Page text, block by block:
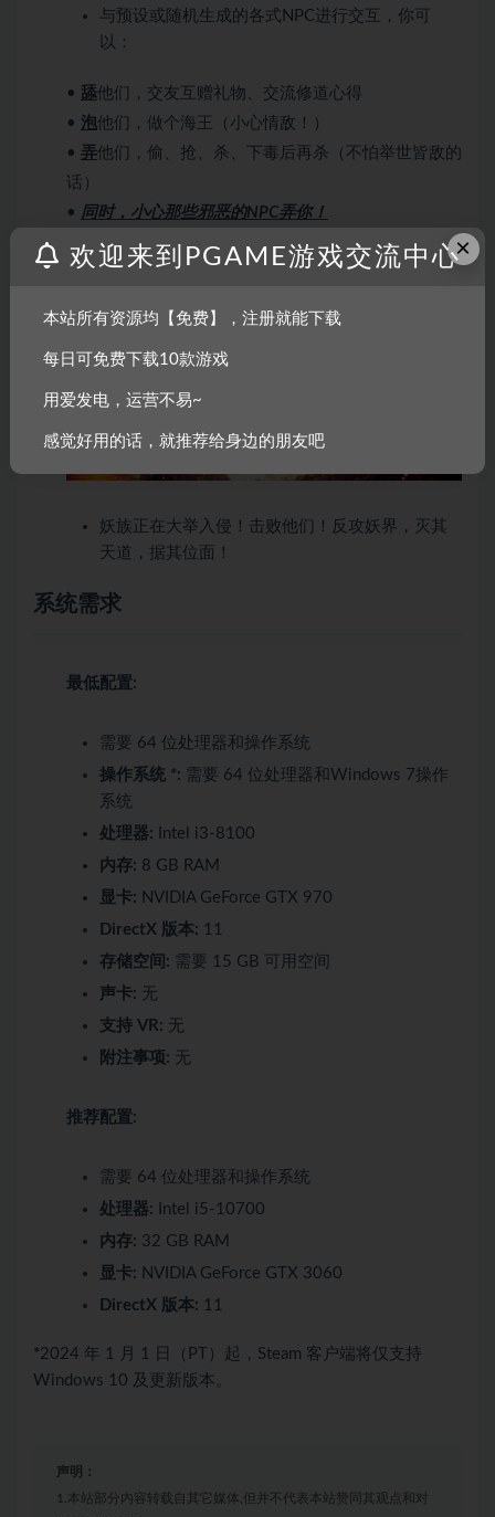
与预设或随机生成的各式NPC进行交互，你可
以：
• 舔他们，交友互赠礼物、交流修道心得
• 泡他们，做个海王（小心情敌！）
• 弄他们，偷、抢、杀、下毒后再杀（不怕举世皆敌的
话）
• 同时，小心那些邪恶的NPC弄你！
妖族正在大举入侵！击败他们！反攻妖界，灭其
天道，据其位面！
系统需求
最低配置:
需要 64 位处理器和操作系统
操作系统 *: 需要 64 位处理器和Windows 7操作
系统
处理器: Intel i3-8100
内存: 8 GB RAM
显卡: NVIDIA GeForce GTX 970
DirectX 版本: 11
存储空间: 需要 15 GB 可用空间
声卡: 无
支持 VR: 无
附注事项: 无
推荐配置:
需要 64 位处理器和操作系统
处理器: Intel i5-10700
内存: 32 GB RAM
显卡: NVIDIA GeForce GTX 3060
DirectX 版本: 11
*2024 年 1 月 1 日（PT）起，Steam 客户端将仅支持
Windows 10 及更新版本。
声明：
1.本站部分内容转载自其它媒体,但并不代表本站赞同其观点和对
×
欢迎来到PGAME游戏交流中心
本站所有资源均【免费】，注册就能下载
每日可免费下载10款游戏
用爱发电，运营不易~
感觉好用的话，就推荐给身边的朋友吧